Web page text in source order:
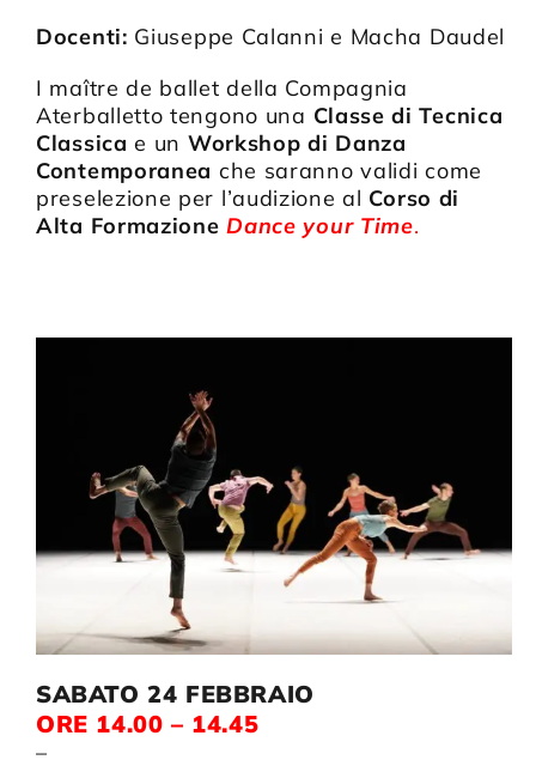
Docenti: Giuseppe Calanni e Macha Daudel
I maître de ballet della Compagnia
Aterballetto tengono una Classe di Tecnica
Classica e un Workshop di Danza
Contemporanea che saranno validi come
preselezione per l’audizione al Corso di
Alta FormazioneDance your Time.
SABATO 24 FEBBRAIO
ORE 14.00 – 14.45
–